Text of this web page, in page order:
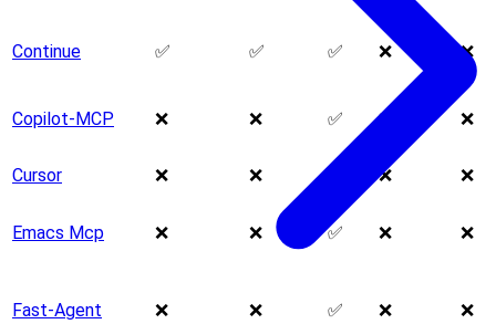
Continue ✅ ✅ ✅ ❌ ❌
Copilot-MCP ❌ ❌ ✅ ❌ ❌
Cursor ❌ ❌ ❌ ❌
Emacs Mcp ❌ ❌ ✅ ❌ ❌
Fast-Agent ❌ ❌ ✅ ❌ ❌